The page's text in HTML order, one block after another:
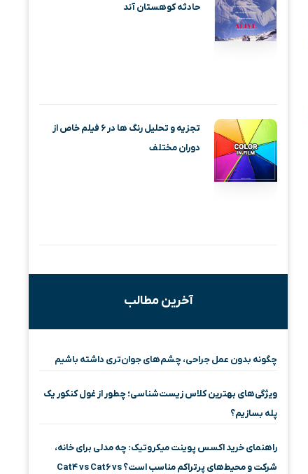
حادثه کوهستان آند
تجزیه و تحلیل رنگ ها در ۶ فیلم خاص از
دوران مختلف
آخرین مطالب
چگونه بدون عمل جراحی، چشم‌های جوان‌تری داشته باشیم
ویژگی‌های بهترین کلاس زیست‌شناسی؛ چطور از غول کنکور یک
پله بسازیم؟
راهنمای خرید اکسس پوینت میکروتیک: چه مدلی برای خانه،
شرکت و محیط‌های پرتراکم مناسب است؟ Cat4 vs Cat6 vs